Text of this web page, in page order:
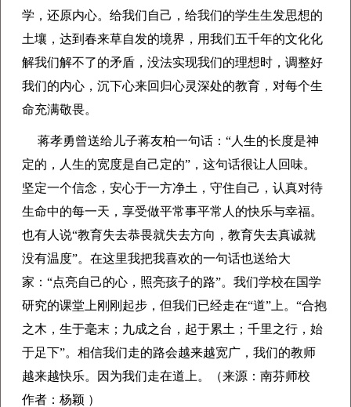
学，还原内心。给我们自己，给我们的学生生发思想的
土壤，达到春来草自发的境界，用我们五千年的文化化
解我们解不了的矛盾，没法实现我们的理想时，调整好
我们的内心，沉下心来回归心灵深处的教育，对每个生
命充满敬畏。
蒋孝勇曾送给儿子蒋友柏一句话：“人生的长度是神
定的，人生的宽度是自己定的”，这句话很让人回味。
坚定一个信念，安心于一方净土，守住自己，认真对待
生命中的每一天，享受做平常事平常人的快乐与幸福。
也有人说“教育失去恭畏就失去方向，教育失去真诚就
没有温度”。在这里我把我喜欢的一句话也送给大
家：“点亮自己的心，照亮孩子的路”。我们学校在国学
研究的课堂上刚刚起步，但我们已经走在“道”上。“合抱
之木，生于毫末；九成之台，起于累土；千里之行，始
于足下”。相信我们走的路会越来越宽广，我们的教师
越来越快乐。因为我们走在道上。（来源：南芬师校
作者：杨颖 ）